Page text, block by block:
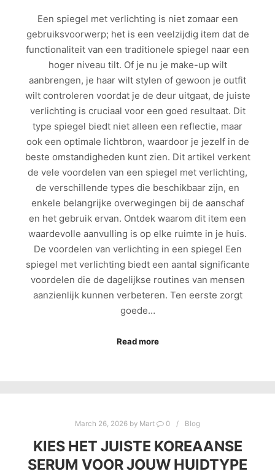
Een spiegel met verlichting is niet zomaar een
gebruiksvoorwerp; het is een veelzijdig item dat de
functionaliteit van een traditionele spiegel naar een
hoger niveau tilt. Of je nu je make-up wilt
aanbrengen, je haar wilt stylen of gewoon je outfit
wilt controleren voordat je de deur uitgaat, de juiste
verlichting is cruciaal voor een goed resultaat. Dit
type spiegel biedt niet alleen een reflectie, maar
ook een optimale lichtbron, waardoor je jezelf in de
beste omstandigheden kunt zien. Dit artikel verkent
de vele voordelen van een spiegel met verlichting,
de verschillende types die beschikbaar zijn, en
enkele belangrijke overwegingen bij de aanschaf
en het gebruik ervan. Ontdek waarom dit item een
waardevolle aanvulling is op elke ruimte in je huis.
De voordelen van verlichting in een spiegel Een
spiegel met verlichting biedt een aantal significante
voordelen die de dagelijkse routines van mensen
aanzienlijk kunnen verbeteren. Ten eerste zorgt
goede…
Read more
March 26, 2026 by Mart 0 Blog
KIES HET JUISTE KOREAANSE
SERUM VOOR JOUW HUIDTYPE